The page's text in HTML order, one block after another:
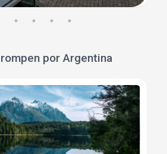
por Argentina